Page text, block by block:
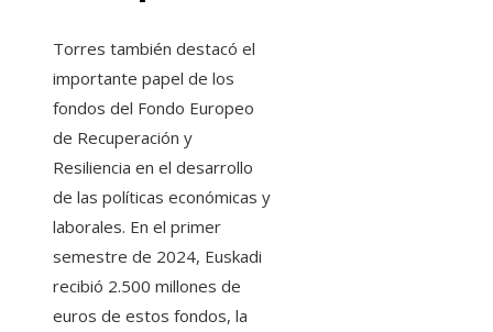
Torres también destacó el
importante papel de los
fondos del Fondo Europeo
de Recuperación y
Resiliencia en el desarrollo
de las políticas económicas y
laborales. En el primer
semestre de 2024, Euskadi
recibió 2.500 millones de
euros de estos fondos, la